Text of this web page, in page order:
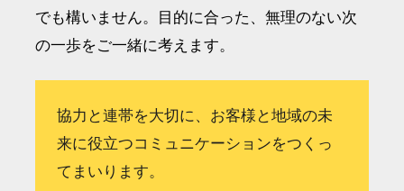
でも構いません。目的に合った、無理のない次
の一歩をご一緒に考えます。
協力と連帯を大切に、お客様と地域の未
来に役立つコミュニケーションをつくっ
てまいります。